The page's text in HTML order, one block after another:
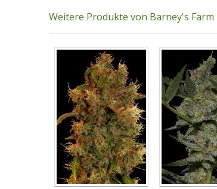
Weitere Produkte von Barney's Farm